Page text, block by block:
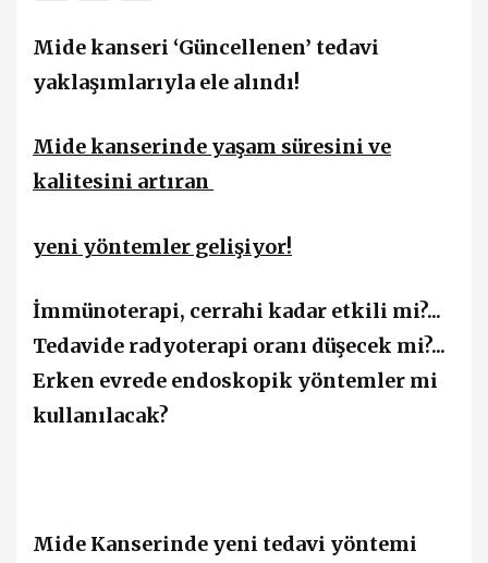
Mide kanseri ‘Güncellenen’ tedavi
yaklaşımlarıyla ele alındı!
Mide kanserinde yaşam süresini ve
kalitesini artıran
yeni yöntemler gelişiyor!
İmmünoterapi, cerrahi kadar etkili mi?...
Tedavide radyoterapi oranı düşecek mi?...
Erken evrede endoskopik yöntemler mi
kullanılacak?
Mide Kanserinde yeni tedavi yöntemi